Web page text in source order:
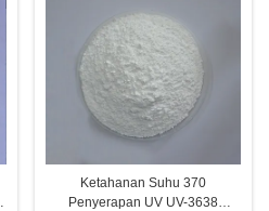
Ketahanan Suhu 370
Penyerapan UV UV-3638